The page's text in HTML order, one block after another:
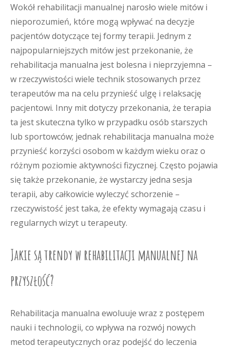
Wokół rehabilitacji manualnej narosło wiele mitów i
nieporozumień, które mogą wpływać na decyzje
pacjentów dotyczące tej formy terapii. Jednym z
najpopularniejszych mitów jest przekonanie, że
rehabilitacja manualna jest bolesna i nieprzyjemna –
w rzeczywistości wiele technik stosowanych przez
terapeutów ma na celu przynieść ulgę i relaksację
pacjentowi. Inny mit dotyczy przekonania, że terapia
ta jest skuteczna tylko w przypadku osób starszych
lub sportowców; jednak rehabilitacja manualna może
przynieść korzyści osobom w każdym wieku oraz o
różnym poziomie aktywności fizycznej. Często pojawia
się także przekonanie, że wystarczy jedna sesja
terapii, aby całkowicie wyleczyć schorzenie –
rzeczywistość jest taka, że efekty wymagają czasu i
regularnych wizyt u terapeuty.
Jakie są trendy w rehabilitacji manualnej na
przyszłość?
Rehabilitacja manualna ewoluuje wraz z postępem
nauki i technologii, co wpływa na rozwój nowych
metod terapeutycznych oraz podejść do leczenia